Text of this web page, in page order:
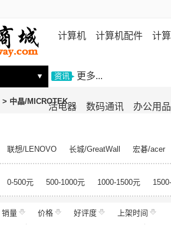
计算机 计算机配件 计
机 存储设备
活电器 数码通讯 办公用品
▼ 资讯 更多...
> 中晶/MICROTEK
联想/LENOVO 长城/GreatWall
宏碁/acer
乐/Fuji Xerox
华硕/ASUS 戴尔/DELL
三
/PHILIPS
TCL 长虹/CHANGHONG
索尼
大华/dahua 奔图/PANTUM
金典/
科密/comet 希沃/seewo
中福/
0-500元 500-1000元 1000-1500元
销量 价格 好评度 上架时间